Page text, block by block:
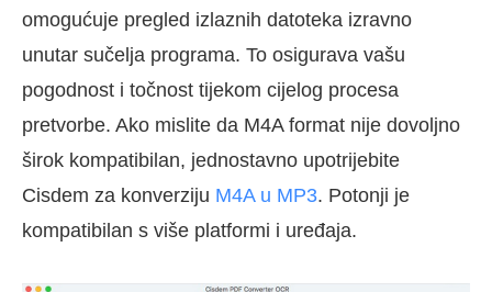
omogućuje pregled izlaznih datoteka izravno
unutar sučelja programa. To osigurava vašu
pogodnost i točnost tijekom cijelog procesa
pretvorbe. Ako mislite da M4A format nije dovoljno
širok kompatibilan, jednostavno upotrijebite
Cisdem za konverziju M4A u MP3. Potonji je
kompatibilan s više platformi i uređaja.